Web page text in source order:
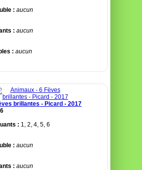
: aucun
: aucun
: aucun
brillantes - Picard - 2017
: 1, 2, 4, 5, 6
: aucun
: aucun